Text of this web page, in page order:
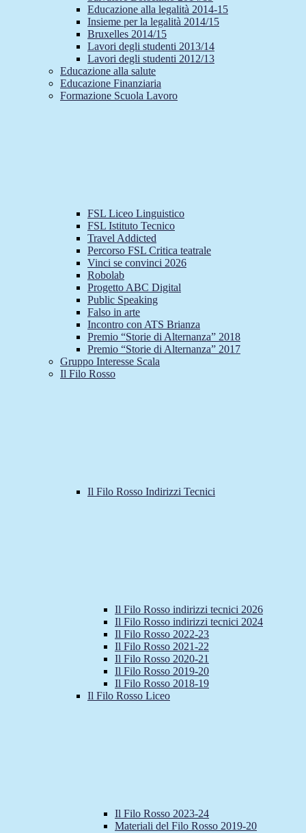
Educazione alla legalità 2014-15
Insieme per la legalità 2014/15
Bruxelles 2014/15
Lavori degli studenti 2013/14
Lavori degli studenti 2012/13
Educazione alla salute
Educazione Finanziaria
Formazione Scuola Lavoro
FSL Liceo Linguistico
FSL Istituto Tecnico
Travel Addicted
Percorso FSL Critica teatrale
Vinci se convinci 2026
Robolab
Progetto ABC Digital
Public Speaking
Falso in arte
Incontro con ATS Brianza
Premio “Storie di Alternanza” 2018
Premio “Storie di Alternanza” 2017
Gruppo Interesse Scala
Il Filo Rosso
Il Filo Rosso Indirizzi Tecnici
Il Filo Rosso indirizzi tecnici 2026
Il Filo Rosso indirizzi tecnici 2024
Il Filo Rosso 2022-23
Il Filo Rosso 2021-22
Il Filo Rosso 2020-21
Il Filo Rosso 2019-20
Il Filo Rosso 2018-19
Il Filo Rosso Liceo
Il Filo Rosso 2023-24
Materiali del Filo Rosso 2019-20